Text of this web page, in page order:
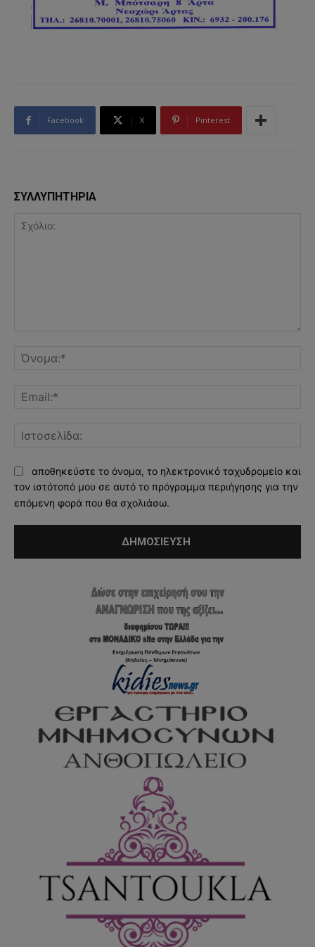
Facebook X Pinterest
ΣΥΛΛΥΠΗΤΗΡΙΑ
αποθηκεύστε το όνομα, το ηλεκτρονικό ταχυδρομείο και
τον ιστότοπό μου σε αυτό το πρόγραμμα περιήγησης για την
επόμενη φορά που θα σχολιάσω.